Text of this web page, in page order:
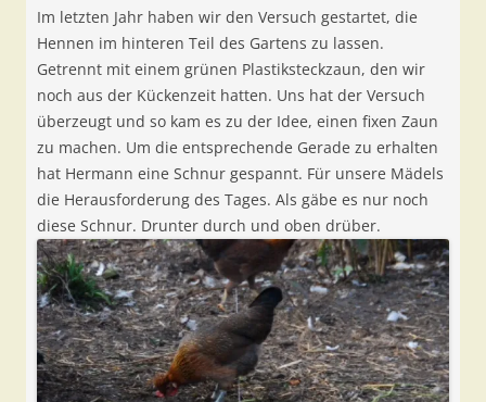
Im letzten Jahr haben wir den Versuch gestartet, die
Hennen im hinteren Teil des Gartens zu lassen.
Getrennt mit einem grünen Plastiksteckzaun, den wir
noch aus der Kückenzeit hatten. Uns hat der Versuch
überzeugt und so kam es zu der Idee, einen fixen Zaun
zu machen. Um die entsprechende Gerade zu erhalten
hat Hermann eine Schnur gespannt. Für unsere Mädels
die Herausforderung des Tages. Als gäbe es nur noch
diese Schnur. Drunter durch und oben drüber.